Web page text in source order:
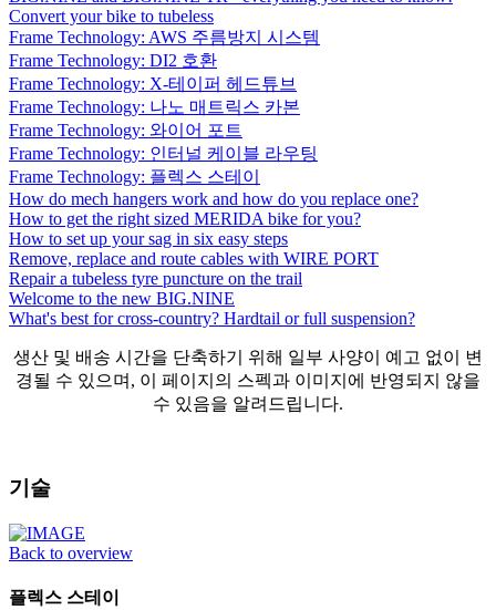
Convert your bike to tubeless
Frame Technology: AWS 주름방지 시스템
Frame Technology: DI2 호환
Frame Technology: X-테이퍼 헤드튜브
Frame Technology: 나노 매트릭스 카본
Frame Technology: 와이어 포트
Frame Technology: 인터널 케이블 라우팅
Frame Technology: 플렉스 스테이
How do mech hangers work and how do you replace one?
How to get the right sized MERIDA bike for you?
How to set up your sag in six easy steps
Remove, replace and route cables with WIRE PORT
Repair a tubeless tyre puncture on the trail
Welcome to the new BIG.NINE
What's best for cross-country? Hardtail or full suspension?
생산 및 배송 시간을 단축하기 위해 일부 사양이 예고 없이 변
경될 수 있으며, 이 페이지의 스펙과 이미지에 반영되지 않을
수 있음을 알려드립니다.
기술
Back to overview
플렉스 스테이